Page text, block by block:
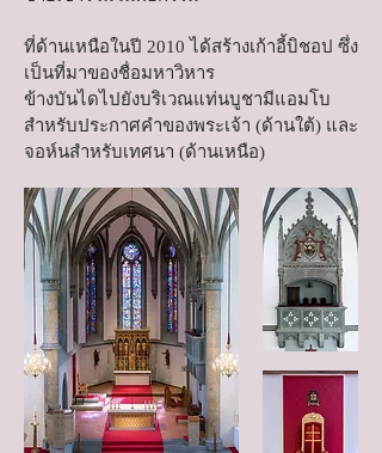
ที่ด้านเหนือในปี 2010 ได้สร้างเก้าอี้บิชอป ซึ่ง
เป็นที่มาของชื่อมหาวิหาร
ข้างบันไดไปยังบริเวณแท่นบูชามีแอมโบ
สำหรับประกาศคำของพระเจ้า (ด้านใต้) และ
จอห์นสำหรับเทศนา (ด้านเหนือ)